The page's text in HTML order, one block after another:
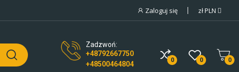
Zaloguj się złPLN
Zadzwoń:
+48792667750
+48500464804
0 0 0